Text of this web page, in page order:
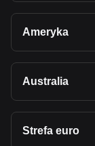
Ameryka
Australia
Strefa euro